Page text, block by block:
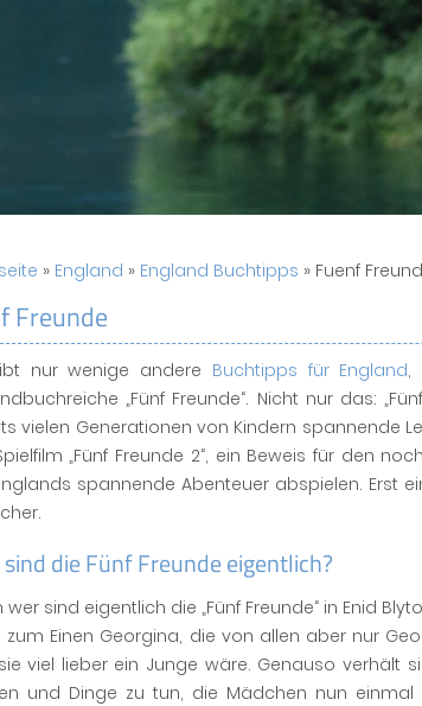
» England » England Buchtipps » Fuenf
Freunde
nur wenige andere Buchtipps für England,
„Fünf Freunde“. Nicht nur das:
vielen Generationen von Kindern spannende
„Fünf Freunde 2“, ein Beweis für den
spannende Abenteuer abspielen. Erst
die Fünf Freunde eigentlich?
wer sind eigentlich die „Fünf Freunde“ in Enid
zum Einen Georgina, die von allen aber nur
viel lieber ein Junge wäre. Genauso verhält
und Dinge zu tun, die Mädchen nun